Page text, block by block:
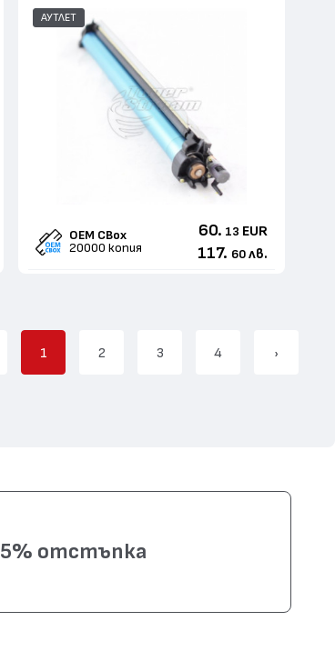
АУТЛЕТ
OEM CBox
20000 копия
60. 13 EUR
117. 60 лв.
1 2 3 4 ›
5% отстъпка